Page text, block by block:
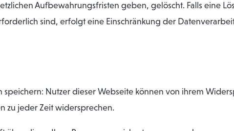
Aufbewahrungsfristen geben, gelöscht. Falls eine
sind, erfolgt eine Einschränkung der
Nutzer dieser Webseite können von ihrem
zu jeder Zeit widersprechen.